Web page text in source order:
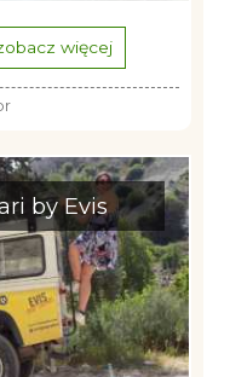
więcej
by Evis